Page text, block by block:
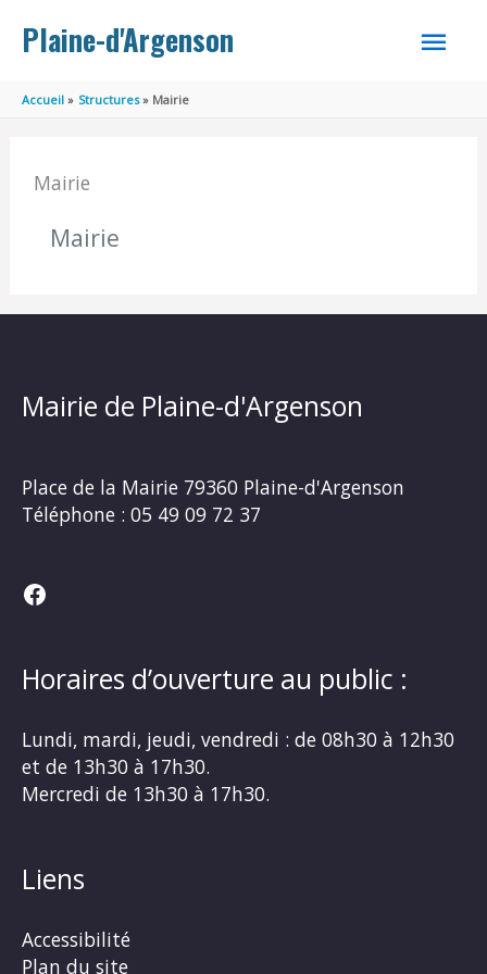
Plaine-d'Argenson
MENU
Accueil Structures Mairie
Mairie
Mairie
Mairie de Plaine-d'Argenson
Place de la Mairie 79360 Plaine-d'Argenson
Téléphone : 05 49 09 72 37
Facebook
Horaires d’ouverture au public :
Lundi, mardi, jeudi, vendredi : de 08h30 à 12h30
et de 13h30 à 17h30.
Mercredi de 13h30 à 17h30.
Liens
Accessibilité
Plan du site